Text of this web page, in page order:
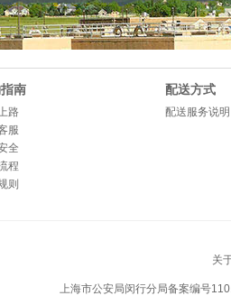
南
路
服
全
程
则
配送方式
配送服务说明
关
上海市公安局闵行分局备案编号